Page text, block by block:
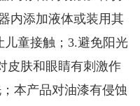
内添加液体或装用其
童接触；3.避免阳光
皮肤和眼睛有刺激作
本产品对油漆有侵蚀